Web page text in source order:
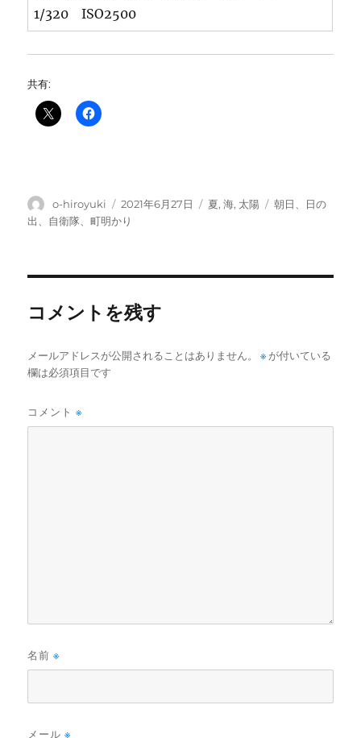
1/320 ISO2500
共有:
投
稿
o-hiroyuki
投
稿
2021年6月27日
カ
夏,海, 太陽
タ
朝日、日の
出、自衛隊、町明かり
コメントを残す
メールアドレスが公開されることはありません。 ※ が付いている
欄は必須項目です
コメント※
名前※
メール※